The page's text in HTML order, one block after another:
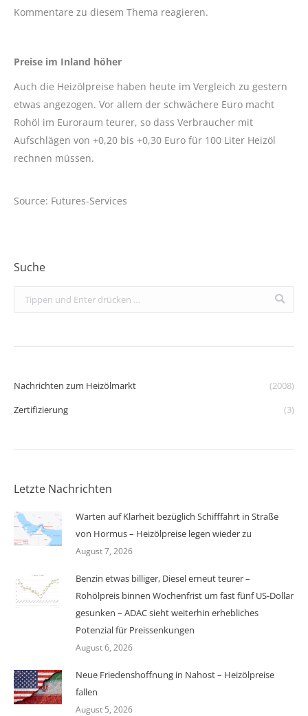
Kommentare zu diesem Thema reagieren.
Preise im Inland höher
Auch die Heizölpreise haben heute im Vergleich zu gestern
etwas angezogen. Vor allem der schwächere Euro macht
Rohöl im Euroraum teurer, so dass Verbraucher mit
Aufschlägen von +0,20 bis +0,30 Euro für 100 Liter Heizöl
rechnen müssen.
Source: Futures-Services
Suche
Search:
Nachrichten zum Heizölmarkt
(2008)
Zertifizierung
(3)
Letzte Nachrichten
Warten auf Klarheit bezüglich Schifffahrt in Straße
von Hormus – Heizölpreise legen wieder zu
August 7, 2026
Benzin etwas billiger, Diesel erneut teurer –
Rohölpreis binnen Wochenfrist um fast fünf US-Dollar
gesunken – ADAC sieht weiterhin erhebliches
Potenzial für Preissenkungen
August 6, 2026
Neue Friedenshoffnung in Nahost – Heizölpreise
fallen
August 5, 2026